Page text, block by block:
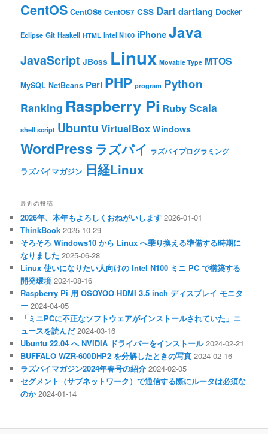
CentOS CentOS6 CentOS7 CSS Dart dartlang Docker
Eclipse Git Haskell HTML Intel N100 iPhoneJava
JavaScript JBoss Linux Movable Type MTOS
MySQL NetBeans Perl PHP program Python
Ranking Raspberry Pi RubyScala
shell script Ubuntu VirtualBox Windows
WordPress ラズパイ ラズパイプログラミング
ラズパイマガジン 日経Linux
最近の投稿
2026年、本年もよろしくおねがいします 2026-01-01
ThinkBook 2025-10-29
そろそろ Windows10 から Linux へ乗り換える準備する時期に
なりました 2025-06-28
Linux 使いになりたい人向けの Intel N100 ミニ PC で構築する
開発環境 2024-08-16
Raspberry Pi 用 OSOYOO HDMI 3.5 inch ディスプレイ モニタ
ー 2024-04-05
「ミニPCに不正なソフトウェアがインストールされていた」ニ
ュースを読んだ 2024-03-16
Ubuntu 22.04 へ NVIDIA ドライバーをインストール 2024-02-21
BUFFALO WZR-600DHP2 を分解したときの写真 2024-02-16
ラズパイマガジン2024年春号の紹介 2024-02-05
セグメント（サブネットワーク）で通信する際にルータは必須な
のか 2024-01-14